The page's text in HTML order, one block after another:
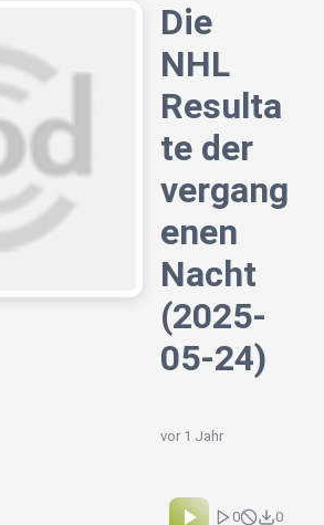
Die
NHL
Resulta
te der
vergang
enen
Nacht
(2025-
05-24)
vor 1 Jahr
0
0